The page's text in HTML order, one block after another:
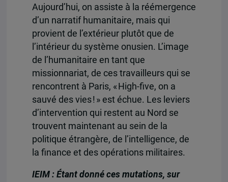
Aujourd’hui, on assiste à la réémergence
d’un narratif humanitaire, mais qui
provient de l’extérieur plutôt que de
l’intérieur du système onusien. L’image
de l’humanitaire en tant que
missionnariat, de ces travailleurs qui se
rencontrent à Paris, « High-five, on a
sauvé des vies ! » est échue. Les leviers
d’intervention qui restent au Nord se
trouvent maintenant au sein de la
politique étrangère, de l’intelligence, de
la finance et des opérations militaires.
IEIM : Étant donné ces mutations, sur